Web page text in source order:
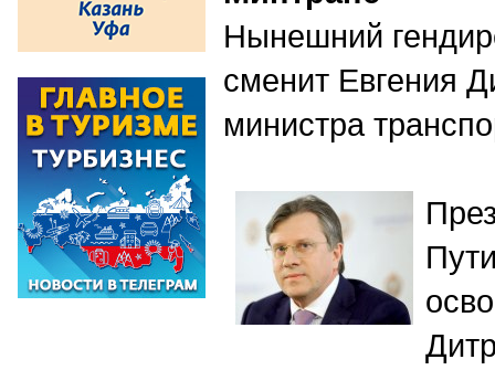
Нынешний
сменит Евгения
министра